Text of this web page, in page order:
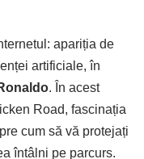
apariția de
artificiale, în
. În acest
Road, fascinația
cum să vă protejați
întâlni pe parcurs.